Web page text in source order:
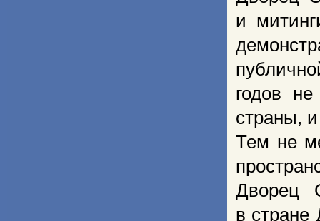
и
годов
страны,
Тем не
Дворец
в